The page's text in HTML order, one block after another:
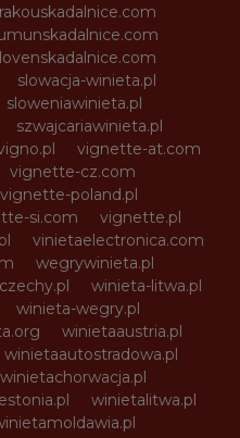
rakouskadalnice.com
slowacja-winieta.pl
sloweniawinieta.pl
szwajcariawinieta.pl
vignette-at.com
vignette-cz.com
vignette-poland.pl
si.com
vignette.pl
vinietaelectronica.com
wegrywinieta.pl
winieta-litwa.pl
winieta-wegry.pl
winietaaustria.pl
winietaautostradowa.pl
winietachorwacja.pl
winietalitwa.pl